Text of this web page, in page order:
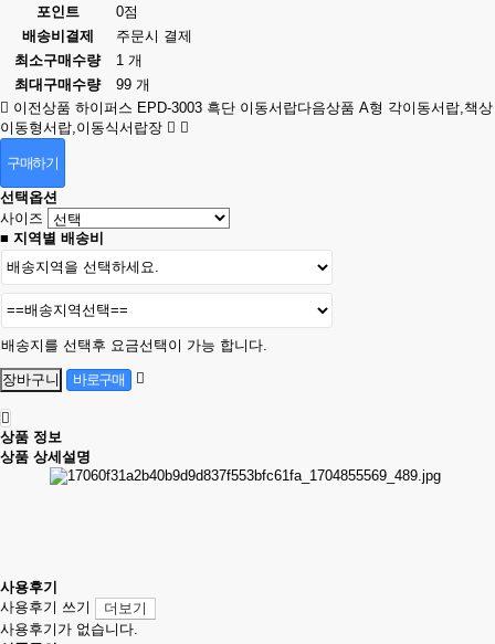
포인트
0점
배송비결제
주문시 결제
최소구매수량
1 개
최대구매수량
99 개
이전상품 하이퍼스 EPD-3003 흑단 이동서랍다음상품 A형 각이동서랍,책상
이동형서랍,이동식서랍장
구매하기
선택옵션
사이즈
■ 지역별 배송비
배송지를 선택후 요금선택이 가능 합니다.
상품 정보
상품 상세설명
사용후기
사용후기 쓰기
더보기
사용후기가 없습니다.